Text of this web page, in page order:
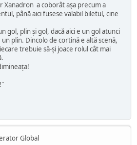
Xanadron a coborât așa precum a
până aici fusese valabil biletul, cine
gol, plin și gol, dacă aici e un gol atunci
plin. Dincolo de cortină e altă scenă,
trebuie să-și joace rolul cât mai
Global